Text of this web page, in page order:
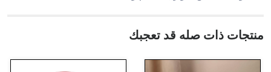
منتجات ذات صله قد تعجبك